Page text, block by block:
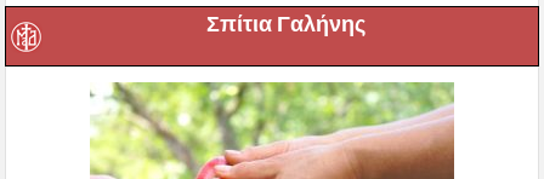
Σπίτια Γαλήνης